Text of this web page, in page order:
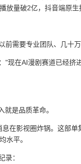
放量破2亿，抖音端原
前需要专业团队、几十
"现在AI漫剧赛道已经
是品质革命。
在影视圈炸锅。这部
水平。
录：